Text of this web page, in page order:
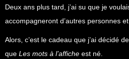
Deux ans plus tard, j’ai su que je
accompagneront d’autres personnes
Alors, c’est le cadeau que j’ai décidé
que Les mots à l’affiche est né.